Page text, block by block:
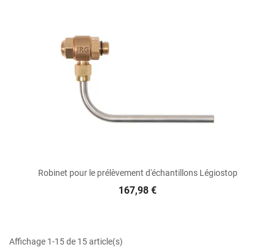
Robinet pour le prélèvement d'échantillons Légiostop
167,98 €
Affichage 1-15 de 15 article(s)